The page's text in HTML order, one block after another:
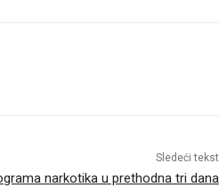
Sledeći tekst
narkotika u prethodna tri dana